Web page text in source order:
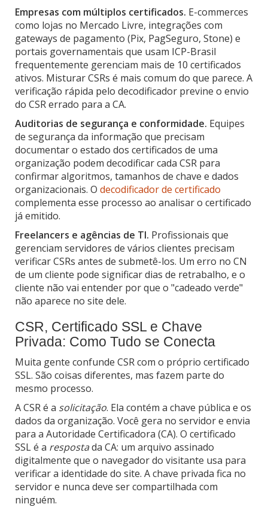
Empresas com múltiplos certificados. E-commerces
como lojas no Mercado Livre, integrações com
gateways de pagamento (Pix, PagSeguro, Stone) e
portais governamentais que usam ICP-Brasil
frequentemente gerenciam mais de 10 certificados
ativos. Misturar CSRs é mais comum do que parece. A
verificação rápida pelo decodificador previne o envio
do CSR errado para a CA.
Auditorias de segurança e conformidade. Equipes
de segurança da informação que precisam
documentar o estado dos certificados de uma
organização podem decodificar cada CSR para
confirmar algoritmos, tamanhos de chave e dados
organizacionais. O decodificador de certificado
complementa esse processo ao analisar o certificado
já emitido.
Freelancers e agências de TI. Profissionais que
gerenciam servidores de vários clientes precisam
verificar CSRs antes de submetê-los. Um erro no CN
de um cliente pode significar dias de retrabalho, e o
cliente não vai entender por que o "cadeado verde"
não aparece no site dele.
CSR, Certificado SSL e Chave
Privada: Como Tudo se Conecta
Muita gente confunde CSR com o próprio certificado
SSL. São coisas diferentes, mas fazem parte do
mesmo processo.
A CSR é a solicitação. Ela contém a chave pública e os
dados da organização. Você gera no servidor e envia
para a Autoridade Certificadora (CA). O certificado
SSL é a respostada CA: um arquivo assinado
digitalmente que o navegador do visitante usa para
verificar a identidade do site. A chave privada fica no
servidor e nunca deve ser compartilhada com
ninguém.